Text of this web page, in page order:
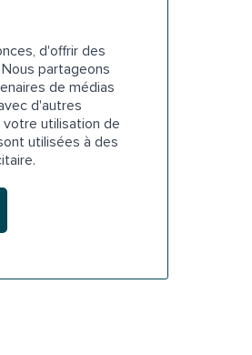
d'offrir des
partageons
de médias
d'autres
utilisation de
utilisées à des